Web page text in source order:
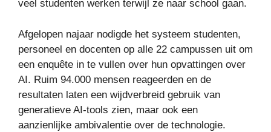
veel studenten werken terwijl ze naar school gaan.
Afgelopen najaar nodigde het systeem studenten,
personeel en docenten op alle 22 campussen uit om
een ​​enquête in te vullen over hun opvattingen over
AI. Ruim 94.000 mensen reageerden en de
resultaten laten een wijdverbreid gebruik van
generatieve AI-tools zien, maar ook een
aanzienlijke ambivalentie over de technologie.